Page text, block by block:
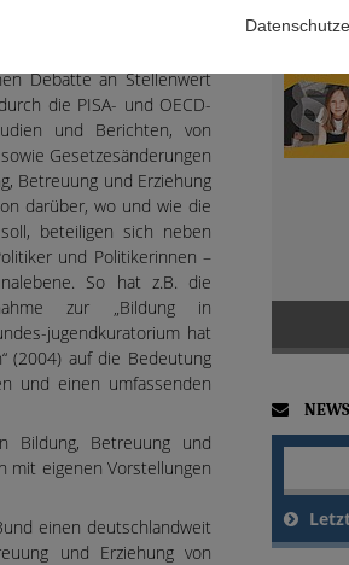
für Kinder hat in den
Debatte an Stellenwert
die PISA- und OECD-
und Berichten, von
Gesetzesänderungen
Betreuung und Erziehung
darüber, wo und wie die
beteiligen sich neben
und Politikerinnen –
So hat z.B. die
zur „Bildung in
jugendkuratorium hat
(2004) auf die Bedeutung
und einen umfassenden
Bildung, Betreuung und
mit eigenen Vorstellungen
einen deutschlandweit
und Erziehung von